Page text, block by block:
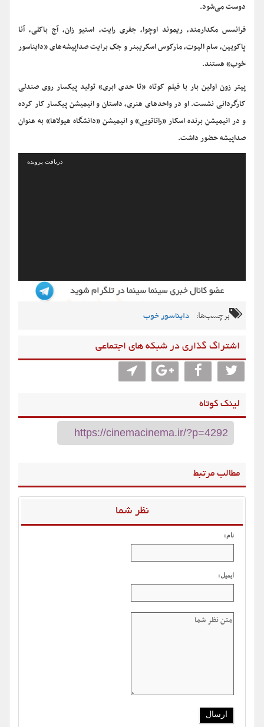
دوست می‌شود.
فرانسس مکدارمند، ریموند اوچوا، جفری رایت، استیو زان، آج باکلی، آنا
پاکویین، سام الیوت، مارکوس اسکریبنر و جک برایت صداپیشه‌های «دایناسور
خوب» هستند.
پیتر زون اولین بار با فیلم کوتاه «تا حدی ابری» تولید پیکسار روی صندلی
کارگردانی نشست. او در واحدهای هنری، داستان و انیمیشن پیکسار کار کرده
و در انیمیشن برنده اسکار «راتاتویی» و انیمیشن «دانشگاه هیولاها» به عنوان
صداپیشه حضور داشت.
دریافت پرونده
برچسب‌ها: دایناسور خوب
اشتراگ گذاری در شبکه های اجتماعی
لینک کوتاه
مطالب مرتبط
نظر شما
نام:
ایمیل: